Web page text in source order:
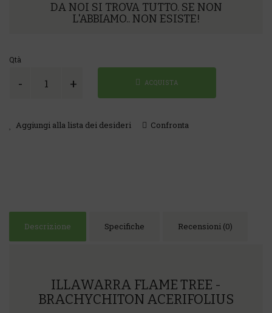
DA NOI SI TROVA TUTTO. SE NON
L'ABBIAMO.. NON ESISTE!
Qtà
ACQUISTA
Aggiungi alla lista dei desideri Confronta
Descrizione Specifiche Recensioni (0)
ILLAWARRA FLAME TREE -
BRACHYCHITON ACERIFOLIUS